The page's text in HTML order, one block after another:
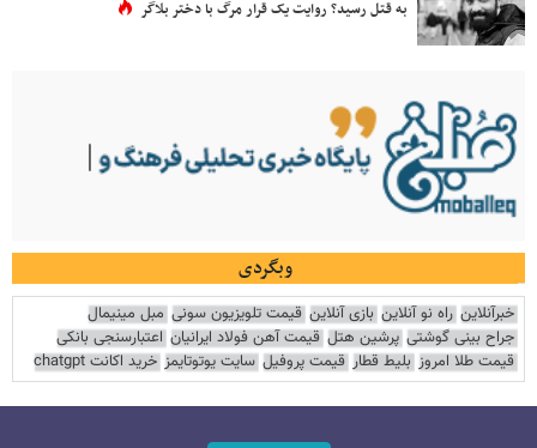
به قتل رسید؟ روایت یک قرار مرگ با دختر بلاگر
وبگردی
خبرآنلاین راه نو آنلاین بازی آنلاین قیمت تلویزیون سونی مبل مینیمال
جراح بینی گوشتی پرشین هتل قیمت آهن فولاد ایرانیان اعتبارسنجی بانکی
قیمت طلا امروز بلیط قطار قیمت پروفیل سایت یوتوتایمز خرید اکانت chatgpt